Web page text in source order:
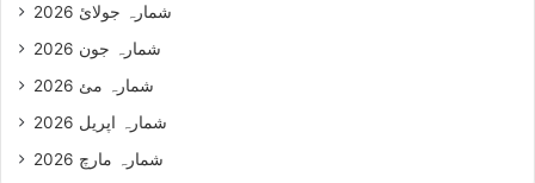
شمارہ جولائ 2026
شمارہ جون 2026
شمارہ مئ 2026
شمارہ اپریل 2026
شمارہ مارچ 2026